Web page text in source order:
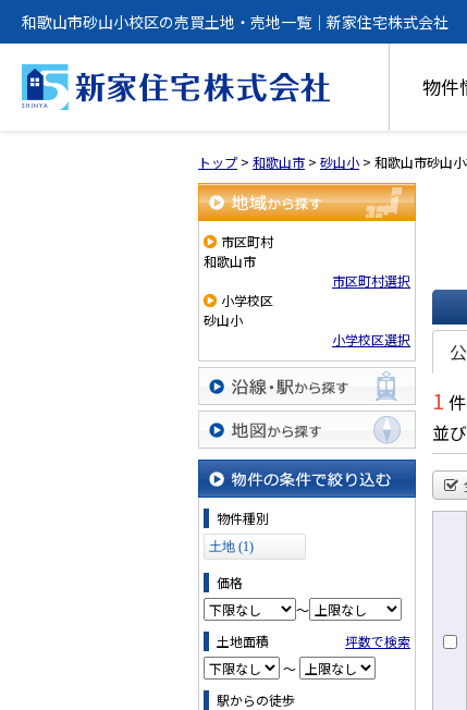
和歌山市砂山小校区の売買土地・売地一覧｜新家住宅株式会社
物件
トップ > 和歌山市 > 砂山小 > 和歌山市砂山
地域から探す
市区町村
和歌山市
市区町村選択
小学校区
砂山小
小学校区選択
沿線・駅から探す
地図から探す
物件の条件で絞り込む
物件種別
土地 (1)
価格
～
土地面積
坪数で検索
～
駅からの徒歩
一
1
並